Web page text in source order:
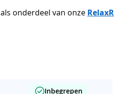
onderdeel van onze
Inbegrepen